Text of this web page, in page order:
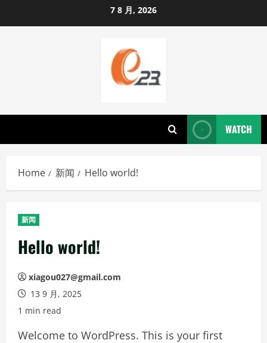
to
7 8 月, 2026
WATCH
Home 新闻 Hello world!
新闻
Hello world!
xiagou027@gmail.com
13 9 月, 2025
1 min read
Welcome to WordPress. This is your first